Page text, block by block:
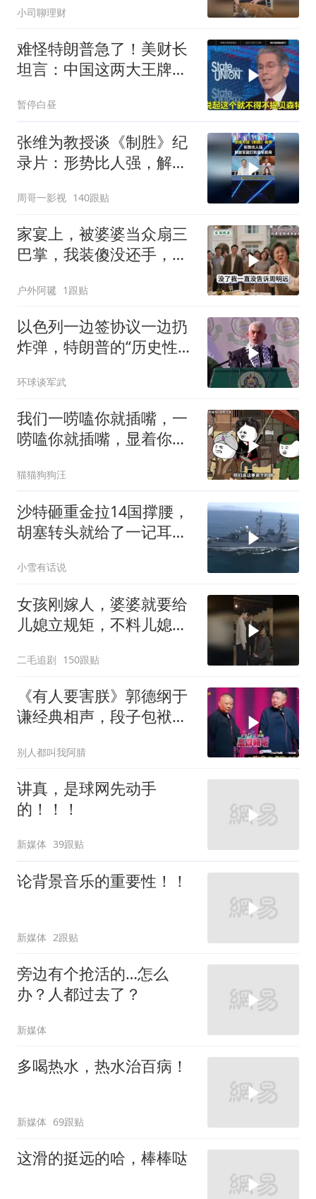
小司聊理财
难怪特朗普急了！美财长
坦言：中国这两大王牌，
暂停白昼
张维为教授谈《制胜》纪
录片：形势比人强，解放
周哥一影视 140跟贴
家宴上，被婆婆当众扇三
巴掌，我装傻没还手，悄
夫全家10人被新户主请出
家门
户外阿毽 1跟贴
以色列一边签协议一边扔
炸弹，特朗普的“历史性协
环球谈军武
我们一唠嗑你就插嘴，一
唠嗑你就插嘴，显着你
猫猫狗狗汪
沙特砸重金拉14国撑腰，
胡塞转头就给了一记耳
了？
小雪有话说
女孩刚嫁人，婆婆就要给
儿媳立规矩，不料儿媳不
二毛追剧 150跟贴
《有人要害朕》郭德纲于
谦经典相声，段子包袱满
别人都叫我阿腈
讲真，是球网先动手
的！！！
新媒体 39跟贴
论背景音乐的重要性！！
新媒体 2跟贴
旁边有个抢活的…怎么
办？人都过去了？
新媒体
多喝热水，热水治百病！
新媒体 69跟贴
这滑的挺远的哈，棒棒哒